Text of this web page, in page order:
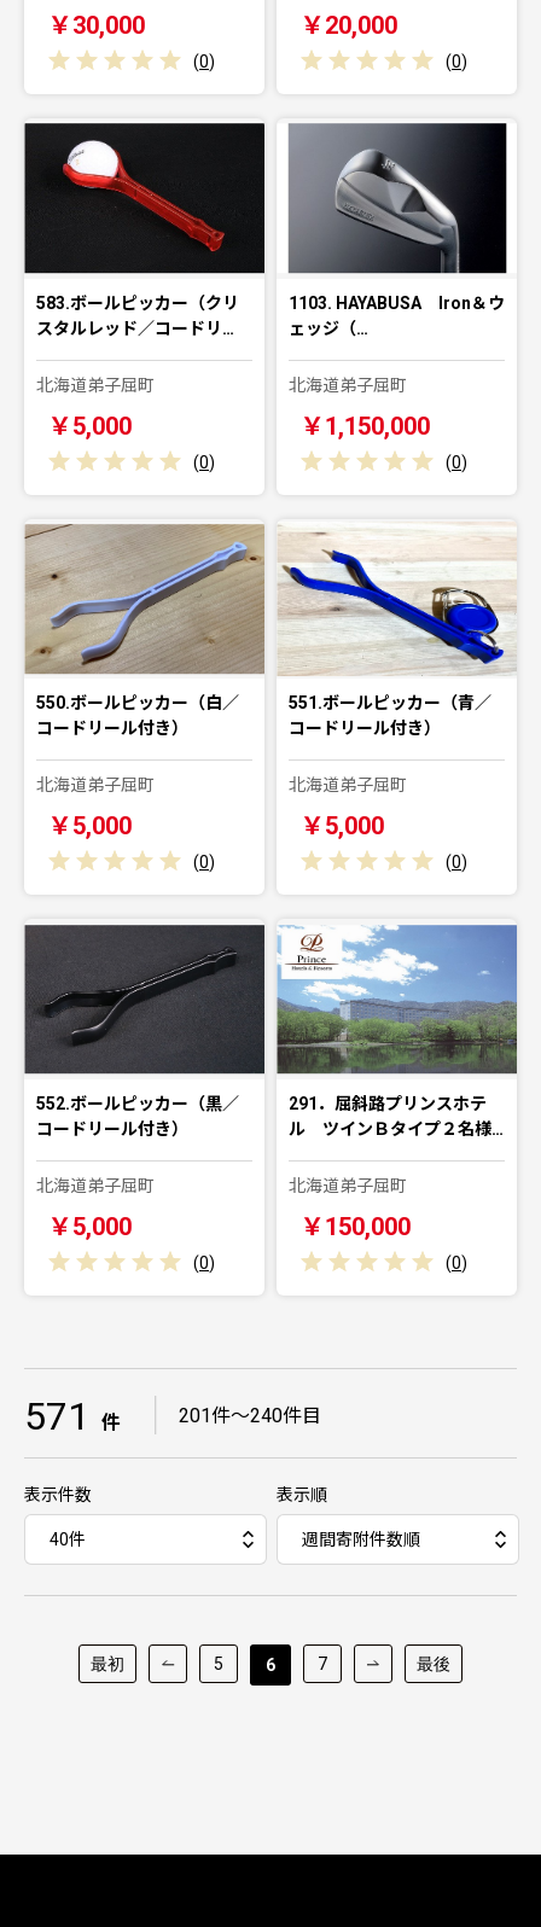
￥30,000
(0)
￥20,000
(0)
583.ボールピッカー（クリ
スタルレッド／コードリ…
北海道弟子屈町
￥5,000
(0)
1103. HAYABUSA Iron＆ウ
ェッジ（…
北海道弟子屈町
￥1,150,000
(0)
550.ボールピッカー（白／
コードリール付き）
北海道弟子屈町
￥5,000
(0)
551.ボールピッカー（青／
コードリール付き）
北海道弟子屈町
￥5,000
(0)
552.ボールピッカー（黒／
コードリール付き）
北海道弟子屈町
￥5,000
(0)
291．屈斜路プリンスホテ
ル ツインＢタイプ２名様…
北海道弟子屈町
￥150,000
(0)
571 件 201件～240件目
表示件数 表示順
最初 5 6 7 最後